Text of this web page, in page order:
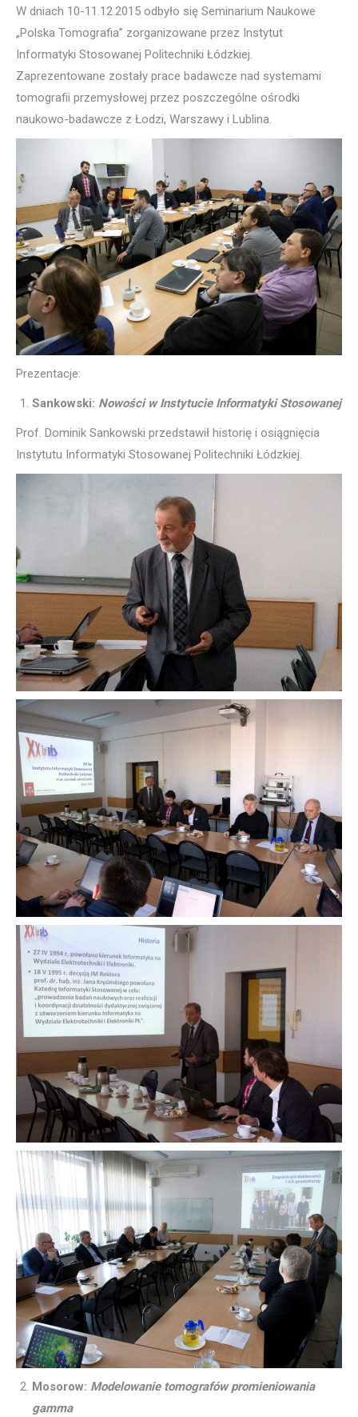
W dniach 10-11.12.2015 odbyło się Seminarium Naukowe
„Polska Tomografia” zorganizowane przez Instytut
Informatyki Stosowanej Politechniki Łódzkiej.
Zaprezentowane zostały prace badawcze nad systemami
tomografii przemysłowej przez poszczególne ośrodki
naukowo-badawcze z Łodzi, Warszawy i Lublina.
Prezentacje:
Sankowski: Nowości w Instytucie Informatyki Stosowanej
Prof. Dominik Sankowski przedstawił historię i osiągnięcia
Instytutu Informatyki Stosowanej Politechniki Łódzkiej.
Mosorow: Modelowanie tomografów promieniowania
gamma